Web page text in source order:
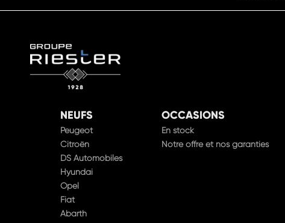
NEUFS
Peugeot
Citroën
DS Automobiles
Hyundai
Opel
Fiat
Abarth
OCCASIONS
En stock
Notre offre et nos garanties